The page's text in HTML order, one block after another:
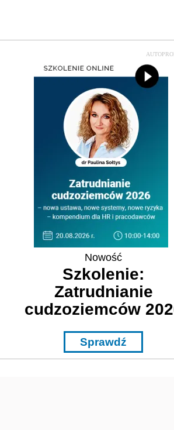
Nowość
Szkolenie:
Zatrudnianie
cudzoziemców
Sprawdź